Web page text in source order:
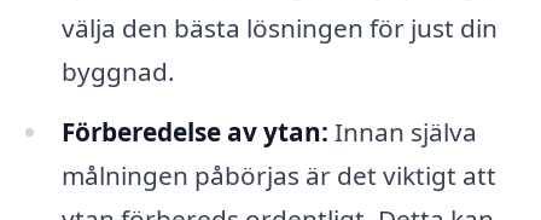
välja den bästa lösningen för just din
byggnad.
Förberedelse av ytan: Innan själva
målningen påbörjas är det viktigt att